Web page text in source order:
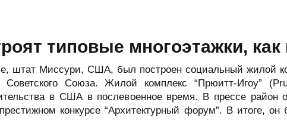
типовые многоэтажки,
штат Миссури, США, был построен социальный жилой
Союза. Жилой комплекс “Прюитт-Игоу”
в США в послевоенное время. В прессе район
конкурсе “Архитектурный форум”. В итоге, он